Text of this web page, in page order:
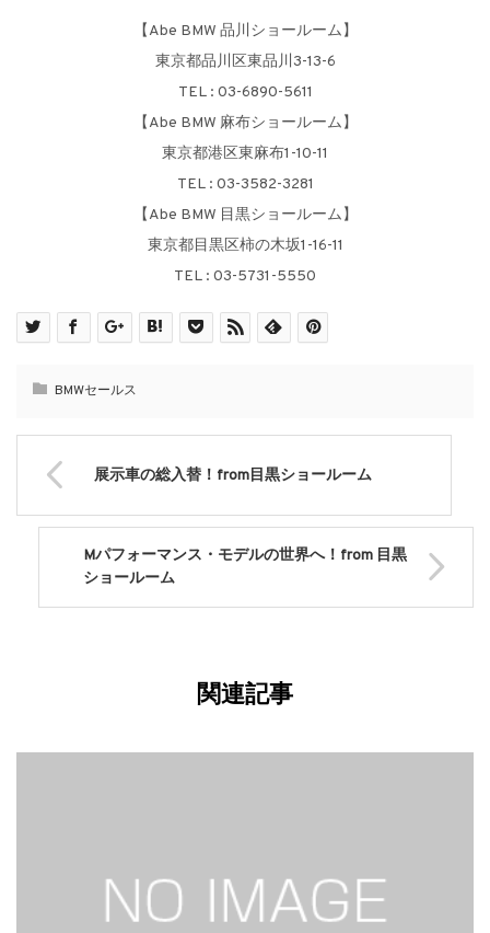
【Abe BMW 品川ショールーム】
東京都品川区東品川3-13-6
TEL : 03-6890-5611
【Abe BMW 麻布ショールーム】
東京都港区東麻布1-10-11
TEL : 03-3582-3281
【Abe BMW 目黒ショールーム】
東京都目黒区柿の木坂1-16-11
TEL : 03-5731-5550
BMWセールス
展示車の総入替！from目黒ショールーム
Mパフォーマンス・モデルの世界へ！from 目黒
ショールーム
関連記事